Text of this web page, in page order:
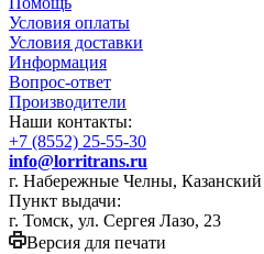
Условия оплаты
Условия доставки
Информация
Вопрос-ответ
Производители
Наши контакты:
+7 (8552) 25-55-30
info@lorritrans.ru
г. Набережные Челны, Казанский
Пункт выдачи:
г. Томск, ул. Сергея Лазо, 23
Версия для печати